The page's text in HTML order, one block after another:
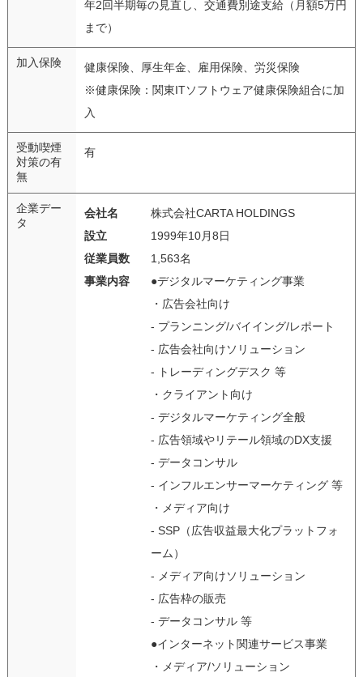
年2回半期毎の見直し、交通費別途支給（月額5万円
まで）
加入保険
健康保険、厚生年金、雇用保険、労災保険
※健康保険：関東ITソフトウェア健康保険組合に加
入
受動喫煙
対策の有
無
有
企業デー
タ
会社名
株式会社CARTA HOLDINGS
設立
1999年10月8日
従業員数
1,563名
事業内容
●デジタルマーケティング事業
・広告会社向け
- プランニング/バイイング/レポート
- 広告会社向けソリューション
- トレーディングデスク 等
・クライアント向け
- デジタルマーケティング全般
- 広告領域やリテール領域のDX支援
- データコンサル
- インフルエンサーマーケティング 等
・メディア向け
- SSP（広告収益最大化プラットフォ
ーム）
- メディア向けソリューション
- 広告枠の販売
- データコンサル 等
●インターネット関連サービス事業
・メディア/ソリューション